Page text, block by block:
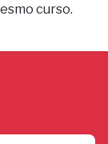
curso.